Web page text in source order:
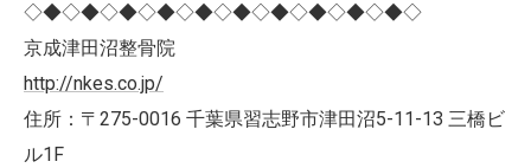
◇◆◇◆◇◆◇◆◇◆◇◆◇◆◇◆◇◆◇◆◇
京成津田沼整骨院
http://nkes.co.jp/
住所：〒275-0016 千葉県習志野市津田沼5-11-13 三橋ビ
ル1F